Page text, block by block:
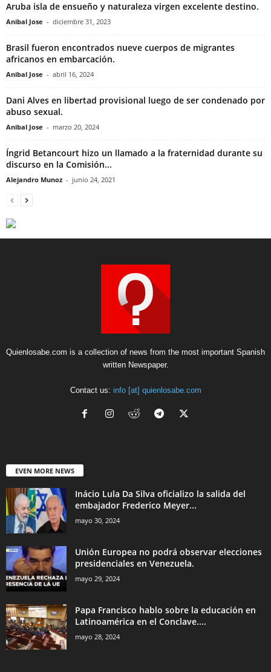
Aruba isla de ensueño y naturaleza virgen excelente destino.
Anibal Jose - diciembre 31, 2023
Brasil fueron encontrados nueve cuerpos de migrantes
africanos en embarcación.
Anibal Jose - abril 16, 2024
Dani Alves en libertad provisional luego de ser condenado por
abuso sexual.
Anibal Jose - marzo 20, 2024
Íngrid Betancourt hizo un llamado a la fraternidad durante su
discurso en la Comisión...
Alejandro Munoz - junio 24, 2021
Quienlosabe.com is a collection of news from the most important Spanish
written Newspaper.
Contact us: info [at] quienlosabe.com
EVEN MORE NEWS
Inácio Lula Da Silva oficializo la salida del
embajador Frederico Meyer...
mayo 30, 2024
Unión Europea no podrá observar elecciones
presidenciales en Venezuela.
mayo 29, 2024
Papa Francisco hablo sobre la educación en
Latinoamérica en el Conclave....
mayo 28, 2024